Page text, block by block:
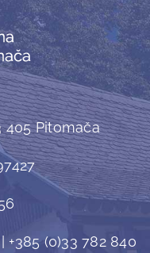
405 Pitomača
+385 (0)33 782 840